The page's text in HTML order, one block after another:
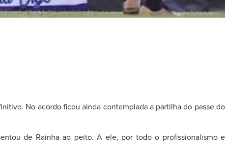
No acordo ficou ainda contemplada a partilha do passe do
de Rainha ao peito. A ele, por todo o profissionalismo e